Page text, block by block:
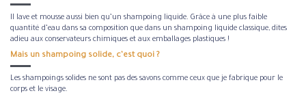
Il lave et mousse aussi bien qu’un shampoing liquide. Grâce à une plus faible
quantité d’eau dans sa composition que dans un shampoing liquide classique, dites
adieu aux conservateurs chimiques et aux emballages plastiques !
Mais un shampoing solide, c’est quoi ?
Les shampoings solides ne sont pas des savons comme ceux que je fabrique pour le
corps et le visage.